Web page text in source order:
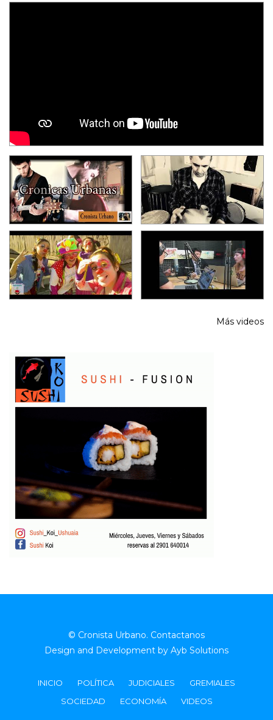
Más videos
© Cronista Urbano. Contactanos
Design and Development by Ayb Solutions
INICIO POLÍTICA JUDICIALES
GREMIALES
SOCIEDAD
ECONOMÍA VIDEOS